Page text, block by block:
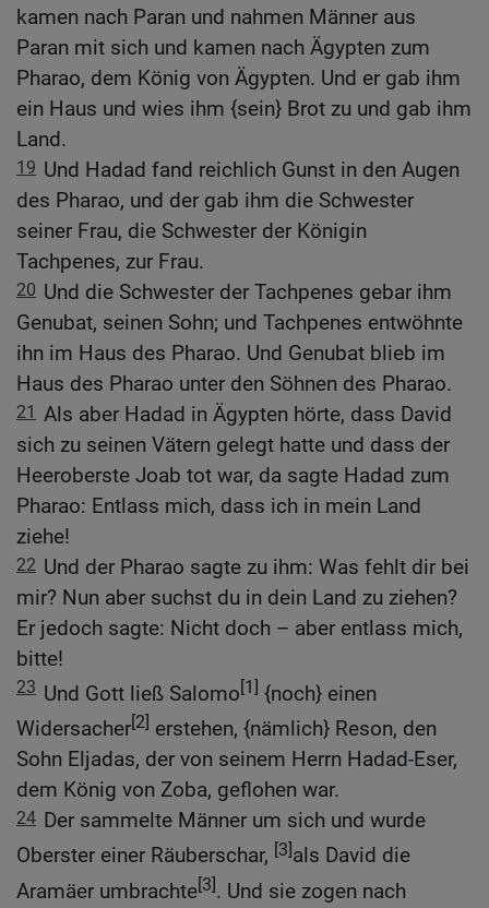
kamen nach Paran und nahmen Männer aus
Paran mit sich und kamen nach Ägypten zum
Pharao, dem König von Ägypten. Und er gab ihm
ein Haus und wies ihm {sein} Brot zu und gab ihm
Land.
19 Und Hadad fand reichlich Gunst in den Augen
des Pharao, und der gab ihm die Schwester
seiner Frau, die Schwester der Königin
Tachpenes, zur Frau.
20 Und die Schwester der Tachpenes gebar ihm
Genubat, seinen Sohn; und Tachpenes entwöhnte
ihn im Haus des Pharao. Und Genubat blieb im
Haus des Pharao unter den Söhnen des Pharao.
21 Als aber Hadad in Ägypten hörte, dass David
sich zu seinen Vätern gelegt hatte und dass der
Heeroberste Joab tot war, da sagte Hadad zum
Pharao: Entlass mich, dass ich in mein Land
ziehe!
22 Und der Pharao sagte zu ihm: Was fehlt dir bei
mir? Nun aber suchst du in dein Land zu ziehen?
Er jedoch sagte: Nicht doch – aber entlass mich,
bitte!
23 Und Gott ließ Salomo[1] {noch} einen
Widersacher[2] erstehen, {nämlich} Reson, den
Sohn Eljadas, der von seinem Herrn Hadad-Eser,
dem König von Zoba, geflohen war.
24 Der sammelte Männer um sich und wurde
Oberster einer Räuberschar, [3]als David die
Aramäer umbrachte[3]. Und sie zogen nach